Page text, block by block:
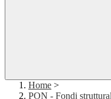
Home >
PON - Fondi